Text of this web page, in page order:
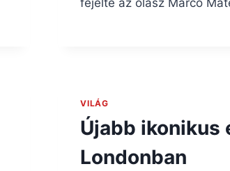
VILÁG
Újabb ikonikus
Londonban